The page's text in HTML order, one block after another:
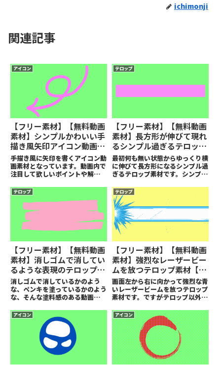
ichimonji
関連記事
アイコン
【フリー素材】【無料動画
素材】シンプルかわいい手
描き風矢印アイコン動画素
材【商用可】
手描き風に矢印を書くアイコン動
画素材となっています。動画内で
注目して欲しいポイントや解説を
さもありつつちゃんと分かり易く
なると思います。
テロップ
【フリー素材】【無料動画
素材】長方形が伸びて現れ
るシンプル過ぎるテロップ
素材【商用可】
最初何も無い状態からゆっくり横
に伸びて長方形になるシンプル過
ぎるテロップ素材です。シンプル
す。
テロップ
【フリー素材】【無料動画
素材】消しゴムで消してい
るような表現のテロップア
イコン素材【商用可】
消しゴムで消しているかのよう
な、ペンキを塗っているかのよう
な、そんな塗料感のある動画素材
テロップ
【フリー素材】【無料動画
素材】強烈なレーザービー
ムを放つテロップ素材【商
用可】
画面左から右に向かって強烈な青
いレーザービームを放つテロップ
素材です。ですがテロップ以外の
アイコン アイコン